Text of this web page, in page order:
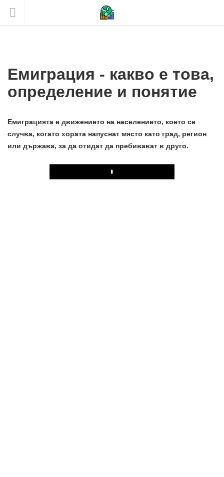
Емиграция - какво е това,
определение и понятие
Емиграцията е движението на населението, което се
случва, когато хората напуснат място като град, регион
или държава, за да отидат да пребивават в друго.
Play